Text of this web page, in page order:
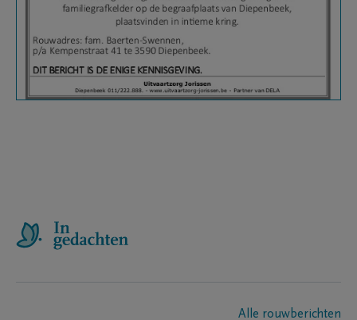
Alle rouwberichten